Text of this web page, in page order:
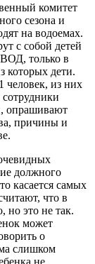
комитет
сезона и
на водоемах.
с собой детей
только в
которых дети.
человек, из них
опрашивают
причины и
должного
касается самых
что в
но это не так.
может
о
слишком
не